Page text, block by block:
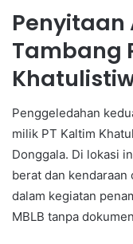
Penyitaan
Tambang
Penggeledahan
milik PT Kaltim
Donggala. Di lokasi
berat dan
dalam kegiatan
MBLB tanpa